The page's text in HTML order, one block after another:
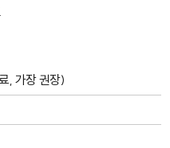
, 가장 권장)